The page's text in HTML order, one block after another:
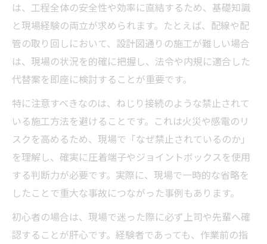
は、工程全体の安全性や効率に直結するため、基礎知識
と現場経験の両立が求められます。たとえば、配線や配
管の取り回しにおいて、設計図通りの施工が難しい場合
は、現場の状況を的確に把握し、法令や内規に適合した
代替案を即座に検討することが重要です。
特に注意すべきなのは、ねじり接続のような禁止されて
いる施工方法を避けることです。これは火災や感電のリ
スクを高めるため、現場で「なぜ禁止されているのか」
を理解し、確実に圧着端子やジョイントボックスを使用
する判断力が必要です。実際に、現場で一時的な省略を
したことで重大な事故につながった事例もあります。
初心者の場合は、現場で迷った際に必ず上司や先輩へ確
認することが肝心です。経験者であっても、作業前の指